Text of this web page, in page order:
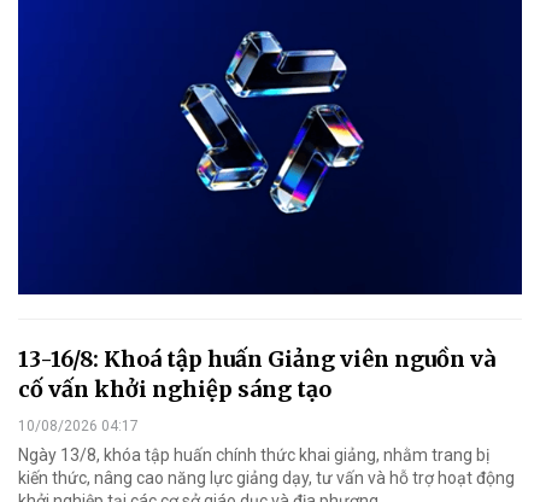
13-16/8: Khoá tập huấn Giảng viên nguồn và
cố vấn khởi nghiệp sáng tạo
10/08/2026 04:17
Ngày 13/8, khóa tập huấn chính thức khai giảng, nhằm trang bị
kiến thức, nâng cao năng lực giảng dạy, tư vấn và hỗ trợ hoạt động